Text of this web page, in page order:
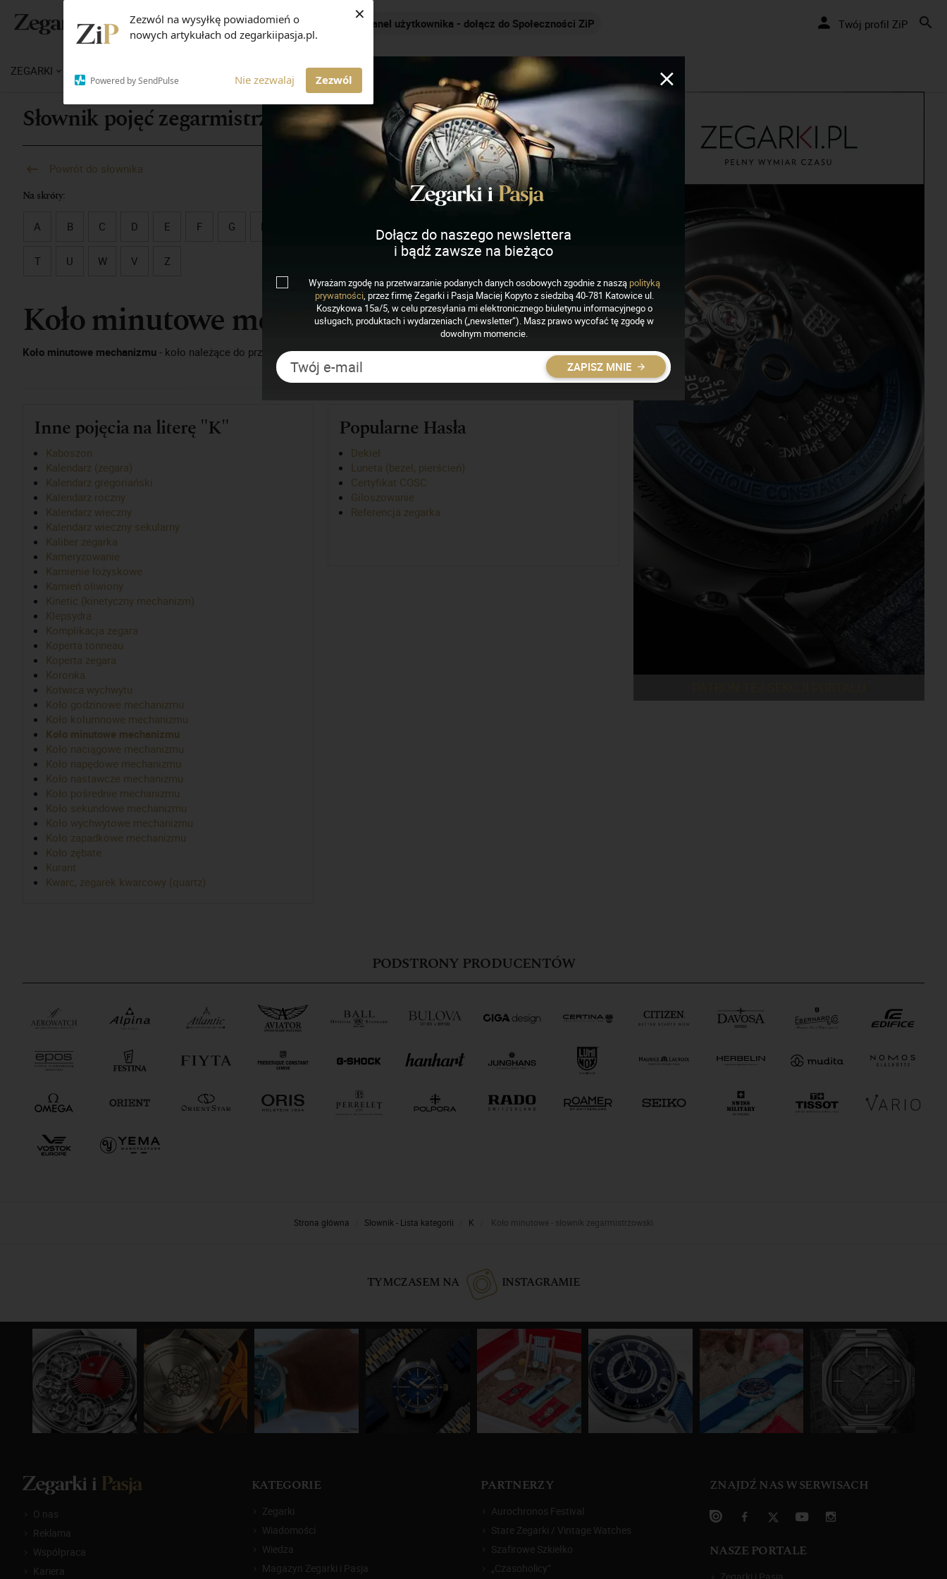
Zezwól na wysyłkę powiadomień o
nowych artykułach od zegarkiipasja.pl.
Powered by SendPulse Nie zezwalaj Zezwól
×
Panel użytkownika - dołącz do Społeczności ZiP Twój profil ZiP
ZEGARKI MAGAZYN ZEGARKI I PASJA
Słownik pojęć zegarmistrzowskich
Powrót do słownika
Na skróty:
A B C D E F G H L M
T U W V Z
Koło minutowe mechanizmu
Koło minutowe mechanizmu - koło należące do przekładni chodu. Jest osadzone na osi minutowej i napędza zębnik pośredni.
Inne pojęcia na literę "K"
Kaboszon
Kalendarz (zegara)
Kalendarz gregoriański
Kalendarz roczny
Kalendarz wieczny
Kalendarz wieczny sekularny
Kaliber zegarka
Kameryzowanie
Kamienie łożyskowe
Kamień oliwiony
Kinetic (kinetyczny mechanizm)
Klepsydra
Komplikacja zegara
Koperta tonneau
Koperta zegara
Koronka
Kotwica wychwytu
Koło godzinowe mechanizmu
Koło kolumnowe mechanizmu
Koło minutowe mechanizmu
Koło naciągowe mechanizmu
Koło napędowe mechanizmu
Koło nastawcze mechanizmu
Koło pośrednie mechanizmu
Koło sekundowe mechanizmu
Koło wychwytowe mechanizmu
Koło zapadkowe mechanizmu
Koło zębate
Kurant
Kwarc, zegarek kwarcowy (quartz)
Popularne Hasła
Dekiel
Luneta (bezel, pierścień)
Certyfikat COSC
Giloszowanie
Referencja zegarka
PODSTRONY PRODUCENTÓW
Strona główna Słownik - Lista kategorii K Koło minutowe - słownik zegarmistrzowski
TYMCZASEM NA INSTAGRAMIE
O nas
Reklama
Współpraca
Kariera
KATEGORIE
Zegarki
Wiadomości
Wiedza
Magazyn Zegarki i Pasja
PARTNERZY
Aurochronos Festival
Stare Zegarki / Vintage Watches
Szafirowe Szkiełko
„Czasoholicy”
ZNAJDŹ NAS W SERWISACH
NASZE PORTALE
Dołącz do naszego newslettera
i bądź zawsze na bieżąco
Wyrażam zgodę na przetwarzanie podanych danych osobowych zgodnie z naszą polityką
prywatności, przez firmę Zegarki i Pasja Maciej Kopyto z siedzibą 40-781 Katowice ul.
Koszykowa 15a/5, w celu przesyłania mi elektronicznego biuletynu informacyjnego o
usługach, produktach i wydarzeniach („newsletter”). Masz prawo wycofać tę zgodę w
dowolnym momencie.
ZAPISZ MNIE